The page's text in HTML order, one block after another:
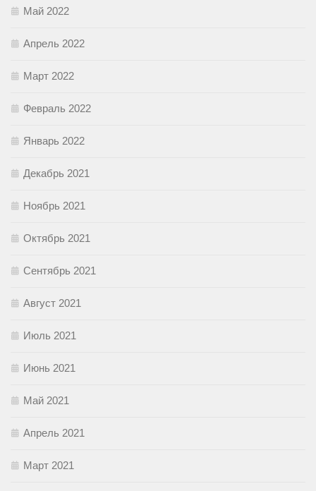
Май 2022
Апрель 2022
Март 2022
Февраль 2022
Январь 2022
Декабрь 2021
Ноябрь 2021
Октябрь 2021
Сентябрь 2021
Август 2021
Июль 2021
Июнь 2021
Май 2021
Апрель 2021
Март 2021